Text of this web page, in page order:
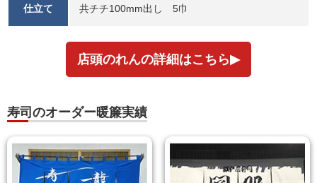
仕立て 共チチ100mm出し 5巾
店頭のれんの詳細はこちら
寿司のオーダー暖簾実績